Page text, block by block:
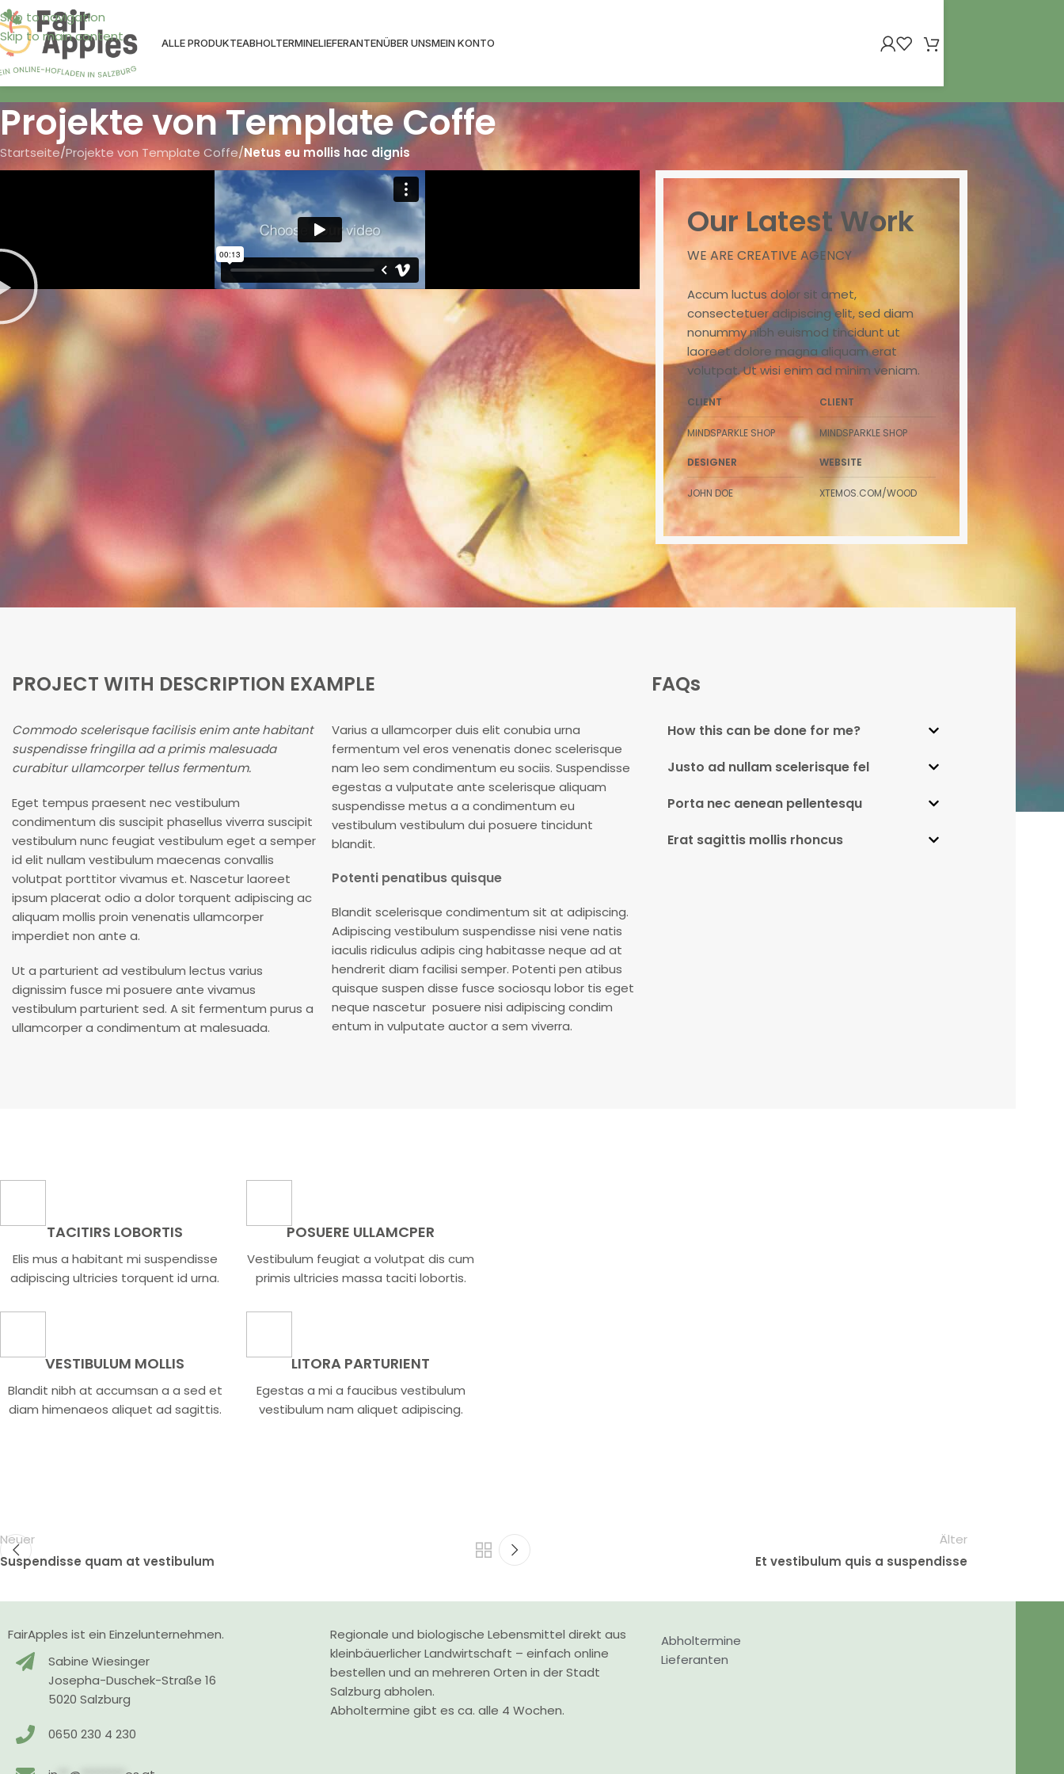
Skip to navigation
Skip to main content
ALLE PRODUKTEABHOLTERMINELIEFERANTENÜBER UNSMEIN KONTO
Projekte von Template Coffe
Startseite/Projekte von Template Coffe/Netus eu mollis hac dignis
Our Latest Work
WE ARE CREATIVE AGENCY
Accum luctus dolor sit amet,
consectetuer adipiscing elit, sed diam
nonummy nibh euismod tincidunt ut
laoreet dolore magna aliquam erat
volutpat. Ut wisi enim ad minim veniam.
CLIENT
MINDSPARKLE SHOP
CLIENT
MINDSPARKLE SHOP
DESIGNER
JOHN DOE
WEBSITE
XTEMOS.COM/WOOD
PROJECT WITH DESCRIPTION EXAMPLE
Commodo scelerisque facilisis enim ante habitant
suspendisse fringilla ad a primis malesuada
curabitur ullamcorper tellus fermentum.
Eget tempus praesent nec vestibulum
condimentum dis suscipit phasellus viverra suscipit
vestibulum nunc feugiat vestibulum eget a semper
id elit nullam vestibulum maecenas convallis
volutpat porttitor vivamus et. Nascetur laoreet
ipsum placerat odio a dolor torquent adipiscing ac
aliquam mollis proin venenatis ullamcorper
imperdiet non ante a.
Ut a parturient ad vestibulum lectus varius
dignissim fusce mi posuere ante vivamus
vestibulum parturient sed. A sit fermentum purus a
ullamcorper a condimentum at malesuada.
Varius a ullamcorper duis elit conubia urna
fermentum vel eros venenatis donec scelerisque
nam leo sem condimentum eu sociis. Suspendisse
egestas a vulputate ante scelerisque aliquam
suspendisse metus a a condimentum eu
vestibulum vestibulum dui posuere tincidunt
blandit.
Potenti penatibus quisque
Blandit scelerisque condimentum sit at adipiscing.
Adipiscing vestibulum suspendisse nisi vene natis
iaculis ridiculus adipis cing habitasse neque ad at
hendrerit diam facilisi semper. Potenti pen atibus
quisque suspen disse fusce sociosqu lobor tis eget
neque nascetur posuere nisi adipiscing condim
entum in vulputate auctor a sem viverra.
FAQs
How this can be done for me?
Justo ad nullam scelerisque fel
Porta nec aenean pellentesqu
Erat sagittis mollis rhoncus
TACITIRS LOBORTIS
Elis mus a habitant mi suspendisse
adipiscing ultricies torquent id urna.
VESTIBULUM MOLLIS
Blandit nibh at accumsan a a sed et
diam himenaeos aliquet ad sagittis.
POSUERE ULLAMCPER
Vestibulum feugiat a volutpat dis cum
primis ultricies massa taciti lobortis.
LITORA PARTURIENT
Egestas a mi a faucibus vestibulum
vestibulum nam aliquet adipiscing.
Neuer
Suspendisse quam at vestibulum
Älter
Et vestibulum quis a suspendisse
FairApples ist ein Einzelunternehmen.
Sabine Wiesinger
Josepha-Duschek-Straße 16
5020 Salzburg
0650 230 4 230
Regionale und biologische Lebensmittel direkt aus
kleinbäuerlicher Landwirtschaft – einfach online
bestellen und an mehreren Orten in der Stadt
Salzburg abholen.
Abholtermine gibt es ca. alle 4 Wochen.
Abholtermine
Lieferanten